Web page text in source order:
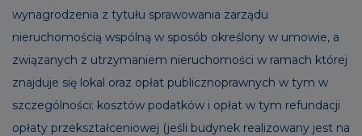
wynagrodzenia z tytułu sprawowania zarządu
nieruchomością wspólną w sposób określony w umowie, a
związanych z utrzymaniem nieruchomości w ramach której
znajduje się lokal oraz opłat publicznoprawnych w tym w
szczególności: kosztów podatków i opłat w tym refundacji
opłaty przekształceniowej (jeśli budynek realizowany jest na